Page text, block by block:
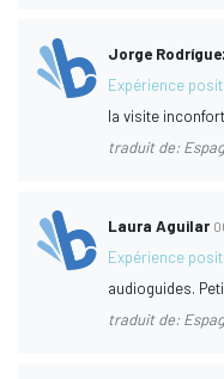
Jorge
Expérience
la visite
traduit de:
Laura Aguilar
Expérience
audioguides.
traduit de: